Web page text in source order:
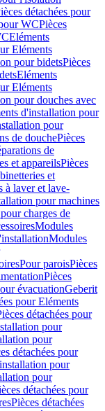
détachées pour
WCPièces
Eléments
Eléments
pour bidetsPièces
Eléments
Eléments
pour douches avec
d'installation pour
pour
de douchePièces
de
et appareilsPièces
et
à laver et lave-
pour machines
charges de
Modules
Modules
Pour paroisPièces
Pièces
évacuationGeberit
pour Eléments
détachées pour
pour
pour
détachées pour
pour
pour
détachées pour
Pièces détachées